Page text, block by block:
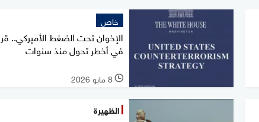
خاص
الإخوان تحت الضغط الأميركي..
في أخطر تحول منذ سنوات
l 8 مايو 2026
الظهيرة